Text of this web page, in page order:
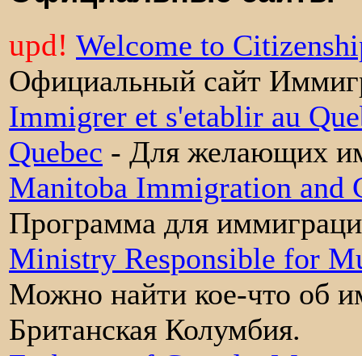
upd! Welcome to
Официальный сайт
Immigrer et s'etablir au
Quebec - Для желающих
Manitoba Immigration and
Программа для
Ministry Responsible for
Можно найти кое-что об
Британская Колумбия.